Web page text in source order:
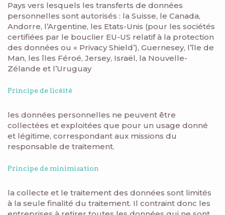
Pays vers lesquels les transferts de données
personnelles sont autorisés : la Suisse, le Canada,
Andorre, l’Argentine, les Etats-Unis (pour les sociétés
certifiées par le bouclier EU-US relatif à la protection
des données ou « Privacy Shield’), Guernesey, l’île de
Man, les îles Féroé, Jersey, Israël, la Nouvelle-
Zélande et l’Uruguay
Principe de licéité
les données personnelles ne peuvent être
collectées et exploitées que pour un usage donné
et légitime, correspondant aux missions du
responsable de traitement.
Principe de minimisation
la collecte et le traitement des données sont limités
à la seule finalité du traitement. Il contraint donc les